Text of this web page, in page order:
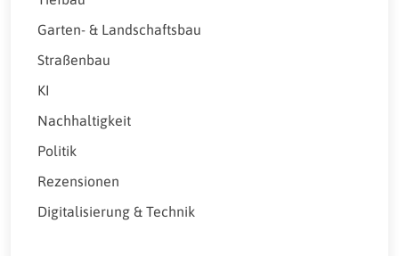
Garten- & Landschaftsbau
Straßenbau
KI
Nachhaltigkeit
Politik
Rezensionen
Digitalisierung & Technik